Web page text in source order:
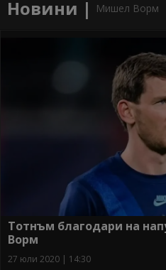
Новини | Мишел Ворм
Тотнъм благодари на
Ворм
27 юли 2020 | 14:30